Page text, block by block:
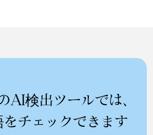
AI検出ツールでは、
をチェックできます